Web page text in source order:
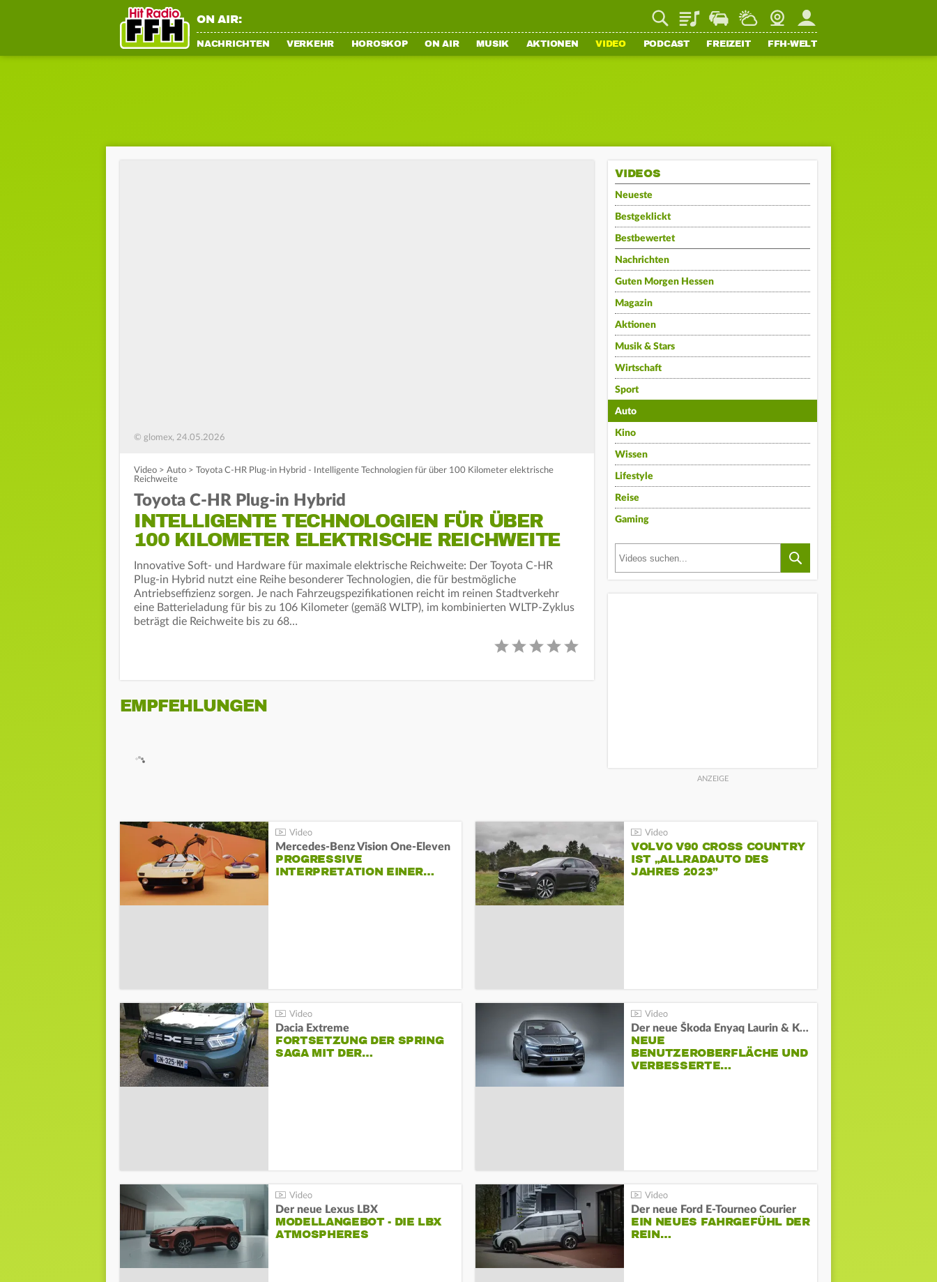
ON AIR: PlaylistStaupilotWetterWebcamMein FFH
NACHRICHTEN VERKEHR HOROSKOP ON AIR MUSIK AKTIONEN VIDEO PODCAST FREIZEIT FFH-WELT
© glomex, 24.05.2026
Video > Auto >
Toyota C-HR Plug-in Hybrid - Intelligente Technologien für über 100 Kilometer elektrische
Reichweite
Toyota C-HR Plug-in Hybrid
INTELLIGENTE TECHNOLOGIEN FÜR ÜBER
100 KILOMETER ELEKTRISCHE REICHWEITE
Innovative Soft- und Hardware für maximale elektrische Reichweite: Der Toyota C-HR
Plug-in Hybrid nutzt eine Reihe besonderer Technologien, die für bestmögliche
Antriebseffizienz sorgen. Je nach Fahrzeugspezifikationen reicht im reinen Stadtverkehr
eine Batterieladung für bis zu 106 Kilometer (gemäß WLTP), im kombinierten WLTP-Zyklus
beträgt die Reichweite bis zu 68…
EMPFEHLUNGEN
VIDEOS
Neueste
Bestgeklickt
Bestbewertet
Nachrichten
Guten Morgen Hessen
Magazin
Aktionen
Musik & Stars
Wirtschaft
Sport
Auto
Kino
Wissen
Lifestyle
Reise
Gaming
Mercedes-Benz Vision One-Eleven
PROGRESSIVE
INTERPRETATION EINER…
VOLVO V90 CROSS COUNTRY
IST „ALLRADAUTO DES
JAHRES 2023”
Dacia Extreme
FORTSETZUNG DER SPRING
SAGA MIT DER…
Der neue Škoda Enyaq Laurin & Klement
NEUE
BENUTZEROBERFLÄCHE UND
VERBESSERTE…
Der neue Lexus LBX
MODELLANGEBOT - DIE LBX
ATMOSPHERES
Der neue Ford E-Tourneo Courier
EIN NEUES FAHRGEFÜHL DER
REIN…